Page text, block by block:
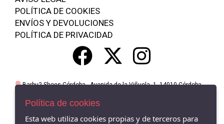
POLÍTICA DE COOKIES
ENVÍOS Y DEVOLUCIONES
POLÍTICA DE PRIVACIDAD
Barbu2 Shoes Córdoba - Avenida de la Viñuela, 1, 14010 Córdoba,
607503737
Política de cookies
Esta web utiliza cookies propias y de terceros para